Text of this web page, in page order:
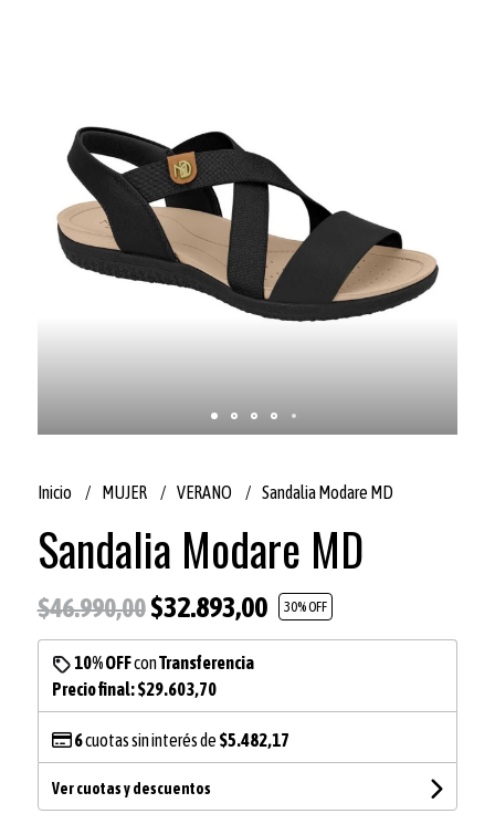
Inicio MUJER VERANO Sandalia Modare MD
Sandalia Modare MD
$46.990,00$32.893,00 30% OFF
10% OFFconTransferencia
Precio final:$29.603,70
6cuotas sin interés de $5.482,17
Ver cuotas y descuentos